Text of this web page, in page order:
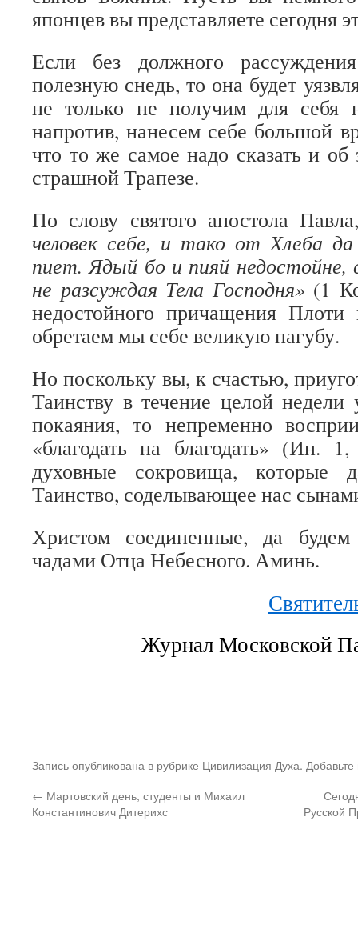
японцев вы представляете сегодня
Если без должного
полезную снедь, то она будет
не только не получим для себя
напротив, нанесем себе большой
что то же самое надо сказать и об
страшной Трапезе.
По слову святого апостола
человек себе, и тако от Хлеба
пиет. Ядый бо и пияй недостойне,
не разсуждая Тела Господня» (1
недостойного причащения
обретаем мы себе великую пагубу.
Но поскольку вы, к счастью,
Таинству в течение целой
покаяния, то непременно
«благодать на благодать» (Ин.
духовные сокровища, которые
Таинство, соделывающее нас
Христом соединенные, да
чадами Отца Небесного. Аминь.
Журнал Московской
Запись опубликована в рубрике Цивилизация Духа.
← Мартовский день, студенты и Михаил
Константинович Дитерихс
Русской